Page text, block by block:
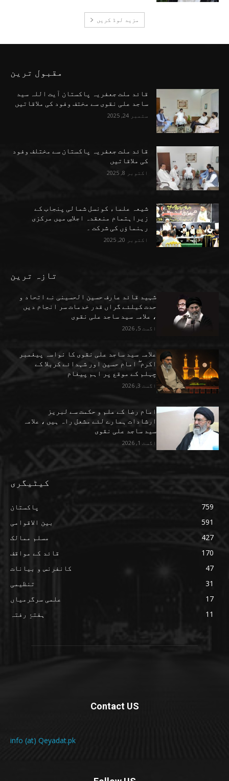
مزید لوڈ کریں
مقبول ترین
قائد ملت جعفریہ پاکستان آیت اللہ سید
ساجد علی نقوی سے مختف وفود کی ملاقاتیں
ستمبر 24, 2025
قائد ملت جعفریہ پاکستان سے مختلف وفود
کی ملاقاتیں
اکتوبر 8, 2025
شیعہ علماء کونسل شمالی پنجاب کے
زیراہتمام منعقدہ اجلاسِ میں مرکزی
رہنماؤں کی شرکت ۔
اکتوبر 20, 2025
تازہ ترین
شہید قائد عارف حسین الحسینی نے اتحاد و
حدت کیلئے گراں قدر خدمات سر انجام دیں
، علامہ سید ساجد علی نقوی
اگست 5, 2026
علامہ سید ساجد علی نقوی کا نواسہ پیغمبر
اکرم ۖ امام حسین اور شہدائے کربلا کے
چہلم کے موقع پر اہم پیغام
اگست 3, 2026
امام رضا کے علم و حکمت سے لبریز
ارشادات ہمارے لئے مشعل راہ ہیں ، علامہ
سید ساجد علی نقوی
اگست 1, 2026
کیٹیگری
پاکستان
759
بین الاقوامی
591
مسلم ممالک
427
قائد کے مواقف
170
کانفرنس و بیانات
47
تنظیمی
31
علمی سرگرمیاں
17
ہفتۂِ رفتہ
11
Contact US
info (at) Qeyadat.pk